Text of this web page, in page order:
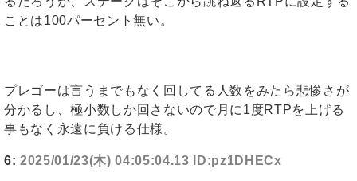
ことは100パーセント無い。
プレゴーは言うまでもなく回してる人数をみたら悲惨さが
分かるし、極小数しか回さないので月に1度RTPを上げる
事もなく永遠に負ける仕様。
6: 2025/01/23(木) 04:05:04.13 ID:pz1DHECx